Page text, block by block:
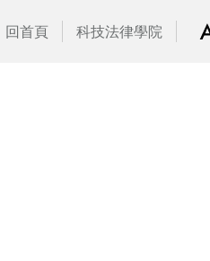
回首頁 科技法律學院